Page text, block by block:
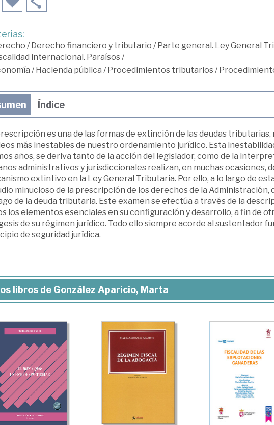
/ Derecho financiero y tributario / Parte general. Ley General
internacional. Paraísos/
/ Hacienda pública / Procedimientos tributarios/
Índice
es una de las formas de extinción de las deudas
más inestables de nuestro ordenamiento jurídico. Esta
años, se deriva tanto de la acción del legislador, como de la
administrativos y jurisdiccionales realizan, en muchas ocasiones,
extintivo en la Ley General Tributaria. Por ello, a lo largo de
minucioso de la prescripción de los derechos de la Administración,
de la deuda tributaria. Este examen se efectúa a través de la
los elementos esenciales en su configuración y desarrollo, a fin de
de su régimen jurídico. Todo ello siempre acorde al sustentador
de seguridad jurídica.
libros de González Aparicio, Marta